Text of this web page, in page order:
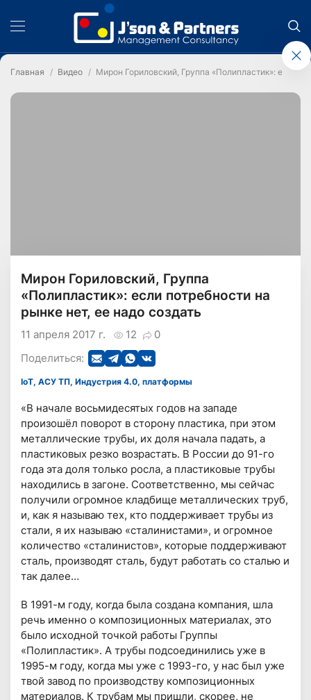
Главная Видео Мирон Гориловский, Группа «Полипластик»: если
Мирон Гориловский, Группа
«Полипластик»: если потребности на
рынке нет, ее надо создать
12 0
11 апреля 2017 г.
Поделиться:
IoT, АСУ ТП, Индустрия 4.0, платформы
«В начале восьмидесятых годов на западе
произошёл поворот в сторону пластика, при этом
металлические трубы, их доля начала падать, а
пластиковых резко возрастать. В России до 91-го
года эта доля только росла, а пластиковые трубы
находились в загоне. Соответственно, мы сейчас
получили огромное кладбище металлических труб,
и, как я называю тех, кто поддерживает трубы из
стали, я их называю «сталинистами», и огромное
количество «сталинистов», которые поддерживают
сталь, производят сталь, будут работать со сталью и
так далее…
В 1991-м году, когда была создана компания, шла
речь именно о композиционных материалах, это
было исходной точкой работы Группы
«Полипластик». А трубы подсоединились уже в
1995-м году, когда мы уже с 1993-го, у нас был уже
твой завод по производству композиционных
материалов. К трубам мы пришли, скорее, не